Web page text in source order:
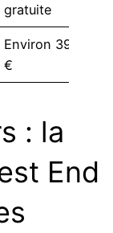
gratuite
Environ 39
€
: la
End